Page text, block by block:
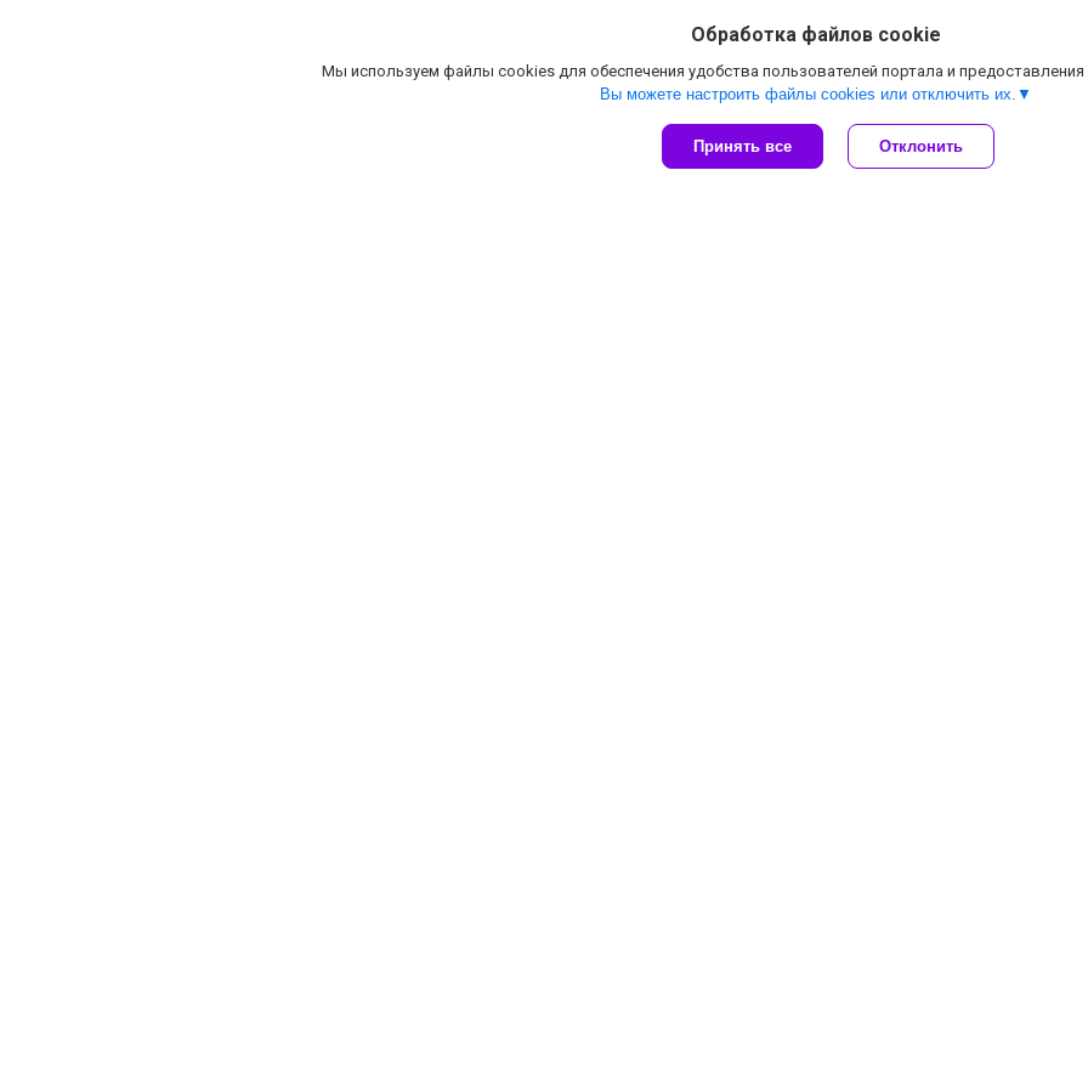
С этим товаром
09:00-21:00
Обработка файлов cookie
Мы используем файлы cookies для обеспечения удобства пользователей портала и
Вы можете настроить файлы cookies или отключить их.
Принять все Отклонить